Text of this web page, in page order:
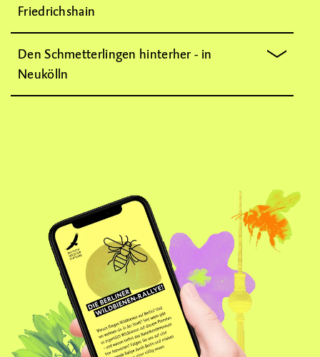
Friedrichshain
Den Schmetterlingen hinterher - in
Neukölln